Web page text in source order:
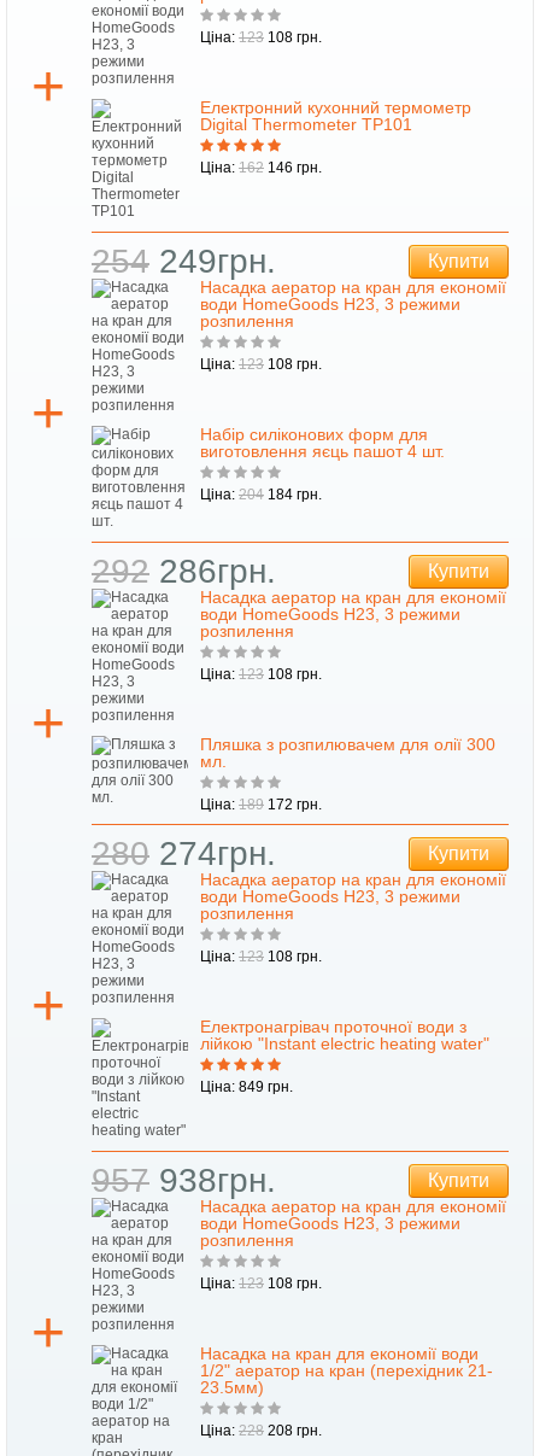
Ціна: 123 108 грн.
Електронний кухонний термометр
Digital Thermometer TP101
Ціна: 162 146 грн.
254 249грн. Купити
Насадка аератор на кран для економії
води HomeGoods H23, 3 режими
розпилення
Ціна: 123 108 грн.
Набір силіконових форм для
виготовлення яєць пашот 4 шт.
Ціна: 204 184 грн.
292 286грн. Купити
Насадка аератор на кран для економії
води HomeGoods H23, 3 режими
розпилення
Ціна: 123 108 грн.
Пляшка з розпилювачем для олії 300
мл.
Ціна: 189 172 грн.
280 274грн. Купити
Насадка аератор на кран для економії
води HomeGoods H23, 3 режими
розпилення
Ціна: 123 108 грн.
Електронагрівач проточної води з
лійкою "Instant electric heating water"
Ціна: 849 грн.
957 938грн. Купити
Насадка аератор на кран для економії
води HomeGoods H23, 3 режими
розпилення
Ціна: 123 108 грн.
Насадка на кран для економії води
1/2" аератор на кран (перехідник 21-
23.5мм)
Ціна: 228 208 грн.